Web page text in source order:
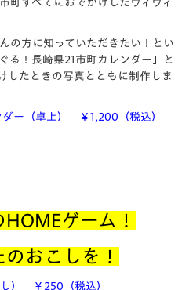
町すべてにおでかけしたヴィヴィ
の方に知っていただきたい！とい
る！長崎県21市町カレンダー」と
したときの写真とともに制作しま
ダー（卓上） ￥1,200（税込）
ゲーム！
おこしを！
） ￥250（税込）